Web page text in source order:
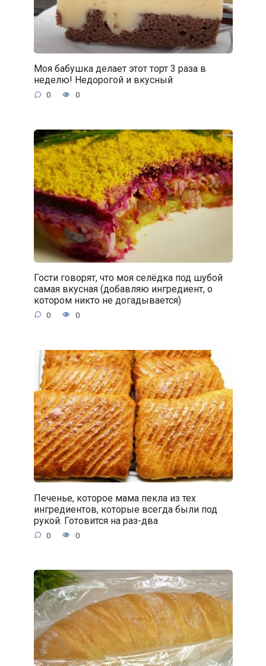
Моя бабушка делает этот торт 3 раза в
неделю! Недорогой и вкусный
0 0
Гости говорят, что моя селёдка под шубой
самая вкусная (добавляю ингредиент, о
котором никто не догадывается)
0 0
Печенье, которое мама пекла из тех
ингредиентов, которые всегда были под
рукой. Готовится на раз-два
0 0